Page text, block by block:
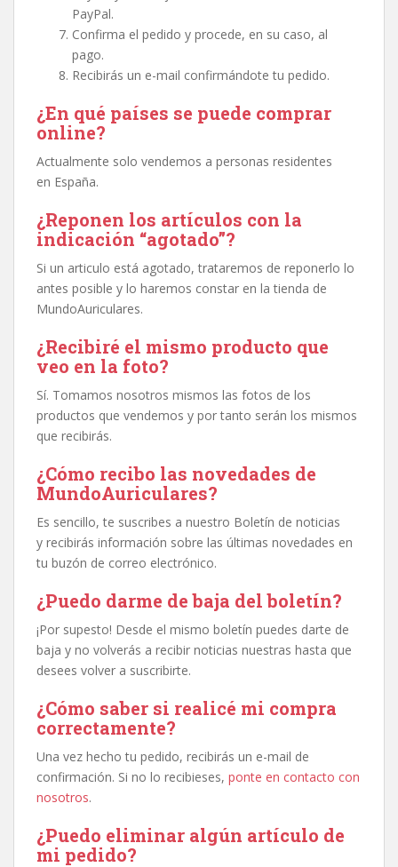
PayPal.
Confirma el pedido y procede, en su caso, al
pago.
Recibirás un e-mail confirmándote tu pedido.
¿En qué países se puede comprar
online?
Actualmente solo vendemos a personas residentes
en España.
¿Reponen los artículos con la
indicación “agotado”?
Si un articulo está agotado, trataremos de reponerlo lo
antes posible y lo haremos constar en la tienda de
MundoAuriculares.
¿Recibiré el mismo producto que
veo en la foto?
Sí. Tomamos nosotros mismos las fotos de los
productos que vendemos y por tanto serán los mismos
que recibirás.
¿Cómo recibo las novedades de
MundoAuriculares?
Es sencillo, te suscribes a nuestro Boletín de noticias
y recibirás información sobre las últimas novedades en
tu buzón de correo electrónico.
¿Puedo darme de baja del boletín?
¡Por supesto! Desde el mismo boletín puedes darte de
baja y no volverás a recibir noticias nuestras hasta que
desees volver a suscribirte.
¿Cómo saber si realicé mi compra
correctamente?
Una vez hecho tu pedido, recibirás un e-mail de
confirmación. Si no lo recibieses, ponte en contacto con
nosotros.
¿Puedo eliminar algún artículo de
mi pedido?